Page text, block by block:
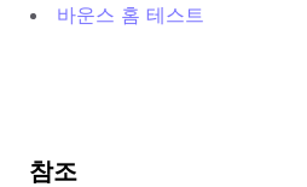
바운스 홈 테스트
참조